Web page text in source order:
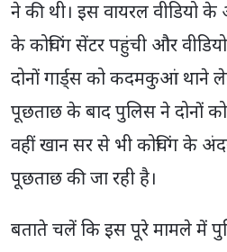
ने की थी। इस वायरल वीडियो
के कोचिंग सेंटर पहुंची और
दोनों गार्ड्स को कदमकुआं थाने
पूछताछ के बाद पुलिस ने दोनों को
वहीं खान सर से भी कोचिंग के
पूछताछ की जा रही है।
बताते चलें कि इस पूरे मामले में